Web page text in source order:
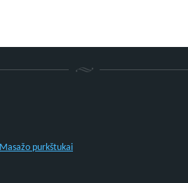
Masažo purkštukai